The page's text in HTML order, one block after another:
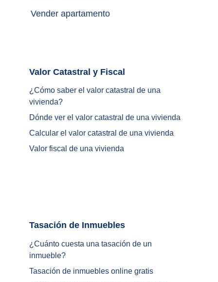
¿Cuánto cuesta una tasación de un
inmueble?
Tasación de inmuebles online gratis
¿ Cómo saber el valor catastral de una
vivienda?
Dónde ver el valor catastral de una vivienda
Calcular el valor catastral de una vivienda
Valor fiscal de una vivienda
Vender apartamento